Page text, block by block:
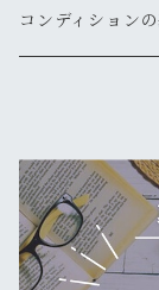
古着
ナイロンジャケ
新品
古着
スウェット
古着
ベスト
古着
その他
古着
リング
新品
ベルト
サングラス
ソックス
新品
ニットキャップ・
新品
古着
キャスケット
その他
新品
トート
新品
リュックサック
ウェストポーチ
コンディション